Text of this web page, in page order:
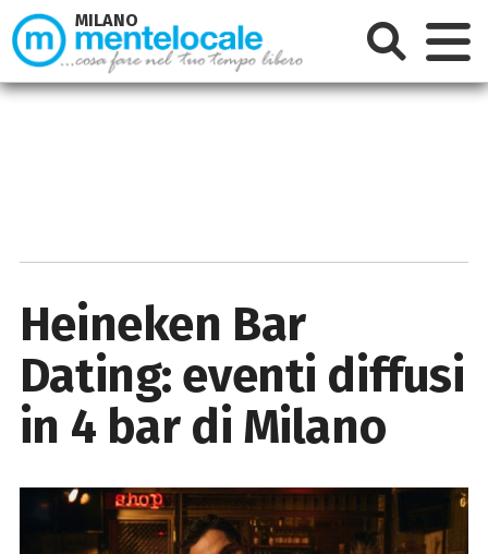
Heineken Bar
Dating: eventi diffusi
in 4 bar di Milano
MILANO